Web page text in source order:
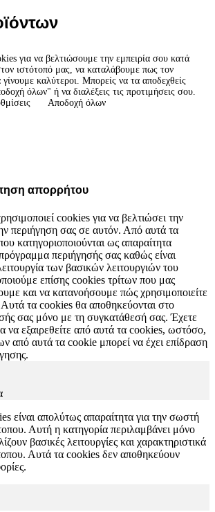
για να βελτιώσουμε την εμπειρία σου κατά
ιστότοπό μας, να καταλάβουμε πως τον
γίνουμε καλύτεροι. Μπορείς να τα αποδεχθείς
όλων" ή να διαλέξεις τις προτιμήσεις σου.
Αποδοχή όλων
απορρήτου
cookies για να βελτιώσει την
περιήγηση σας σε αυτόν. Από αυτά τα
κατηγοριοποιούνται ως απαραίτητα
περιήγησής σας καθώς είναι
των βασικών λειτουργιών του
επίσης cookies τρίτων που μας
και να κατανοήσουμε πώς χρησιμοποιείτε
Αυτά τα cookies θα αποθηκεύονται στο
σας μόνο με τη συγκατάθεσή σας. Έχετε
να εξαιρεθείτε από αυτά τα cookies, ωστόσο,
από αυτά τα cookie μπορεί να έχει επίδραση
είναι απολύτως απαραίτητα για την σωστή
Αυτή η κατηγορία περιλαμβάνει μόνο
βασικές λειτουργίες και χαρακτηριστικά
Αυτά τα cookies δεν αποθηκεύουν